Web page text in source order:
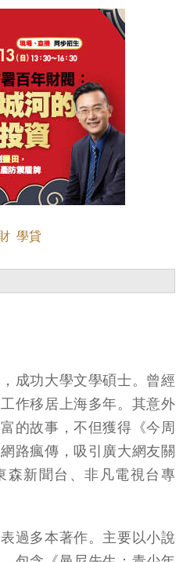
學貸
成功大學文學碩士。曾經
作移居上海多年。其意外
的故事，不但獲得《今周
路瘋傳，吸引廣大網友關
森新聞台、非凡電視台專
過多本著作。主要以小說